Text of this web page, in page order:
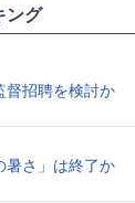
ング
督招聘を検討か
暑さ」は終了か